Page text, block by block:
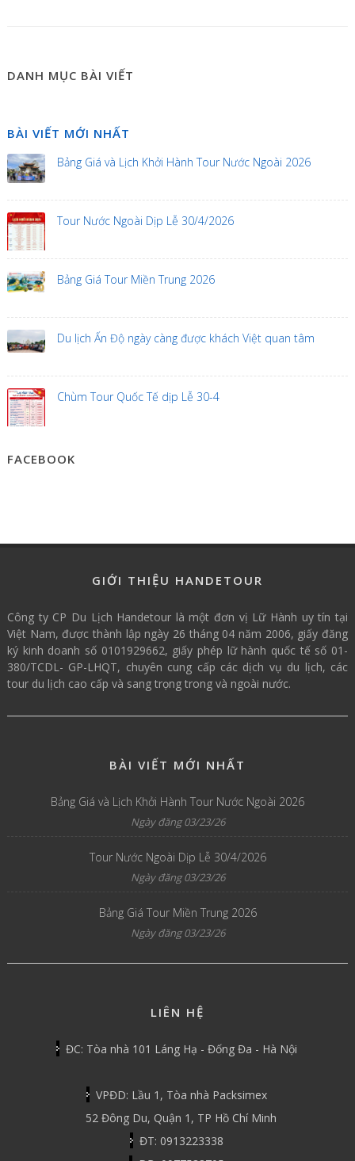
DANH MỤC BÀI VIẾT
BÀI VIẾT MỚI NHẤT
Bảng Giá và Lịch Khởi Hành Tour Nước Ngoài 2026
Tour Nước Ngoài Dịp Lễ 30/4/2026
Bảng Giá Tour Miền Trung 2026
Du lịch Ấn Độ ngày càng được khách Việt quan tâm
Chùm Tour Quốc Tế dịp Lễ 30-4
FACEBOOK
GIỚI THIỆU HANDETOUR
Công ty CP Du Lịch Handetour là một đơn vị Lữ Hành uy tín tại
Việt Nam, được thành lập ngày 26 tháng 04 năm 2006, giấy đăng
ký kinh doanh số 0101929662, giấy phép lữ hành quốc tế số 01-
380/TCDL- GP-LHQT, chuyên cung cấp các dịch vụ du lịch, các
tour du lịch cao cấp và sang trọng trong và ngoài nước.
BÀI VIẾT MỚI NHẤT
Bảng Giá và Lịch Khởi Hành Tour Nước Ngoài 2026
Ngày đăng 03/23/26
Tour Nước Ngoài Dịp Lễ 30/4/2026
Ngày đăng 03/23/26
Bảng Giá Tour Miền Trung 2026
Ngày đăng 03/23/26
LIÊN HỆ
ĐC: Tòa nhà 101 Láng Hạ - Đống Đa - Hà Nội
VPĐD: Lầu 1, Tòa nhà Packsimex
52 Đông Du, Quận 1, TP Hồ Chí Minh
ĐT: 0913223338